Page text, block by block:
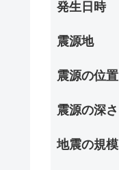
発生日時
震源地
震源の位置
震源の深さ
地震の規模